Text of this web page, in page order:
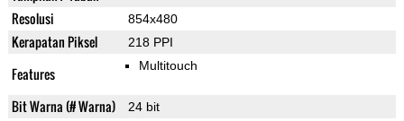
Resolusi 854x480
Kerapatan Piksel 218 PPI
Features Multitouch
Bit Warna (# Warna) 24 bit